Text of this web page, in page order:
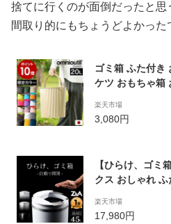
捨てに行くのが面倒だったと思
間取り的にもちょうどよかった
ゴミ箱 ふた付き
ケツ おもちゃ箱
洗濯カゴ 洗濯物
化成【ポイント
楽天市場
3,080円
【ひらけ、ゴミ
クス おしゃれ
大容量 保証あり
楽天市場
17,980円